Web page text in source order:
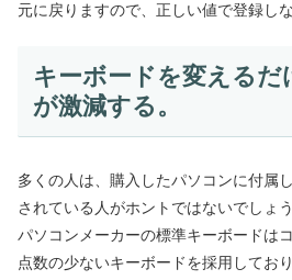
元に戻りますので、正しい値で登録し
キーボードを変えるだ
が激減する。
多くの人は、購入したパソコンに付属
されている人がホントではないでしょ
パソコンメーカーの標準キーボードは
点数の少ないキーボードを採用してお